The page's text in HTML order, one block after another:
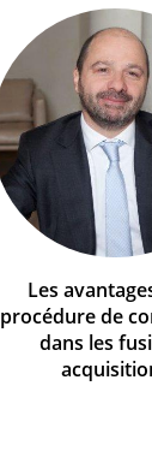
Les
procédure de
dans les